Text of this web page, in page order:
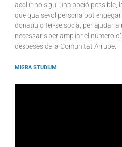
acollir no sigui una opció possible,
què qualsevol persona pot
donatiu o fer-se sòcia, per ajudar a
necessaris per ampliar el número
despeses de la Comunitat Arrupe.
MIGRA STUDIUM